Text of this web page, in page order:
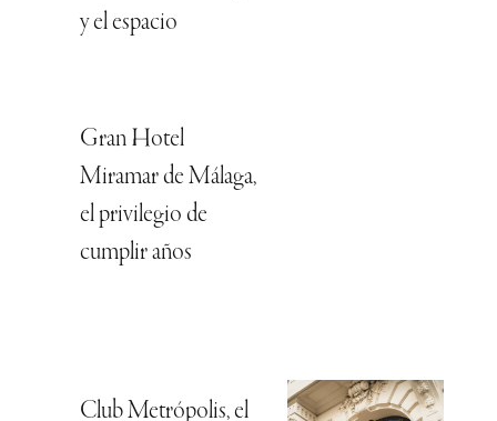
y el espacio
Gran Hotel
Miramar de Málaga,
el privilegio de
cumplir años
Club Metrópolis, el